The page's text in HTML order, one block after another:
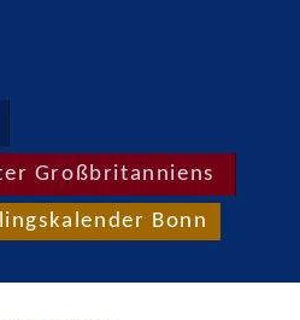
Großbritanniens
Bonn